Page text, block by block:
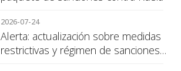
2026-07-24
Alerta: actualización sobre medidas
restrictivas y régimen de sanciones